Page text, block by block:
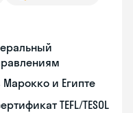
и Египте
TEFL/TESOL